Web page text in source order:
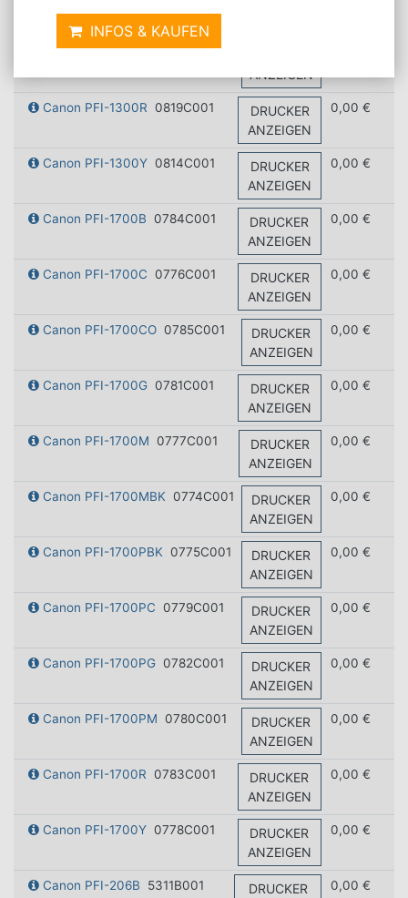
Canon PFI-1300PM 0816C001
ANZEIGEN
Canon PFI-1300R 0819C001
DRUCKER
ANZEIGEN
0,00 €
Canon PFI-1300Y 0814C001
DRUCKER
ANZEIGEN
0,00 €
Canon PFI-1700B 0784C001
DRUCKER
ANZEIGEN
0,00 €
Canon PFI-1700C 0776C001
DRUCKER
ANZEIGEN
0,00 €
Canon PFI-1700CO 0785C001
DRUCKER
ANZEIGEN
0,00 €
Canon PFI-1700G 0781C001
DRUCKER
ANZEIGEN
0,00 €
Canon PFI-1700M 0777C001
DRUCKER
ANZEIGEN
0,00 €
Canon PFI-1700MBK 0774C001
DRUCKER
ANZEIGEN
0,00 €
Canon PFI-1700PBK 0775C001
DRUCKER
ANZEIGEN
0,00 €
Canon PFI-1700PC 0779C001
DRUCKER
ANZEIGEN
0,00 €
Canon PFI-1700PG 0782C001
DRUCKER
ANZEIGEN
0,00 €
Canon PFI-1700PM 0780C001
DRUCKER
ANZEIGEN
0,00 €
Canon PFI-1700R 0783C001
DRUCKER
ANZEIGEN
0,00 €
Canon PFI-1700Y 0778C001
DRUCKER
ANZEIGEN
0,00 €
Canon PFI-206B 5311B001
DRUCKER
0,00 €
INFOS & KAUFEN